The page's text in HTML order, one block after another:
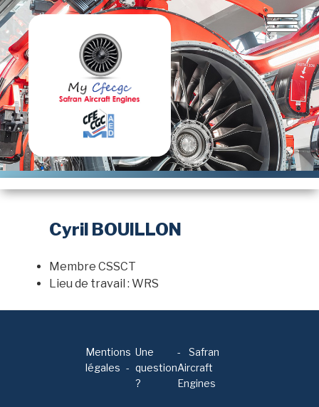
Aller
au
contenu
principal
Cyril BOUILLON
Membre CSSCT
Lieu de travail : WRS
Mentions
légales
Une
question
?
-
Safran
Aircraft
Engines